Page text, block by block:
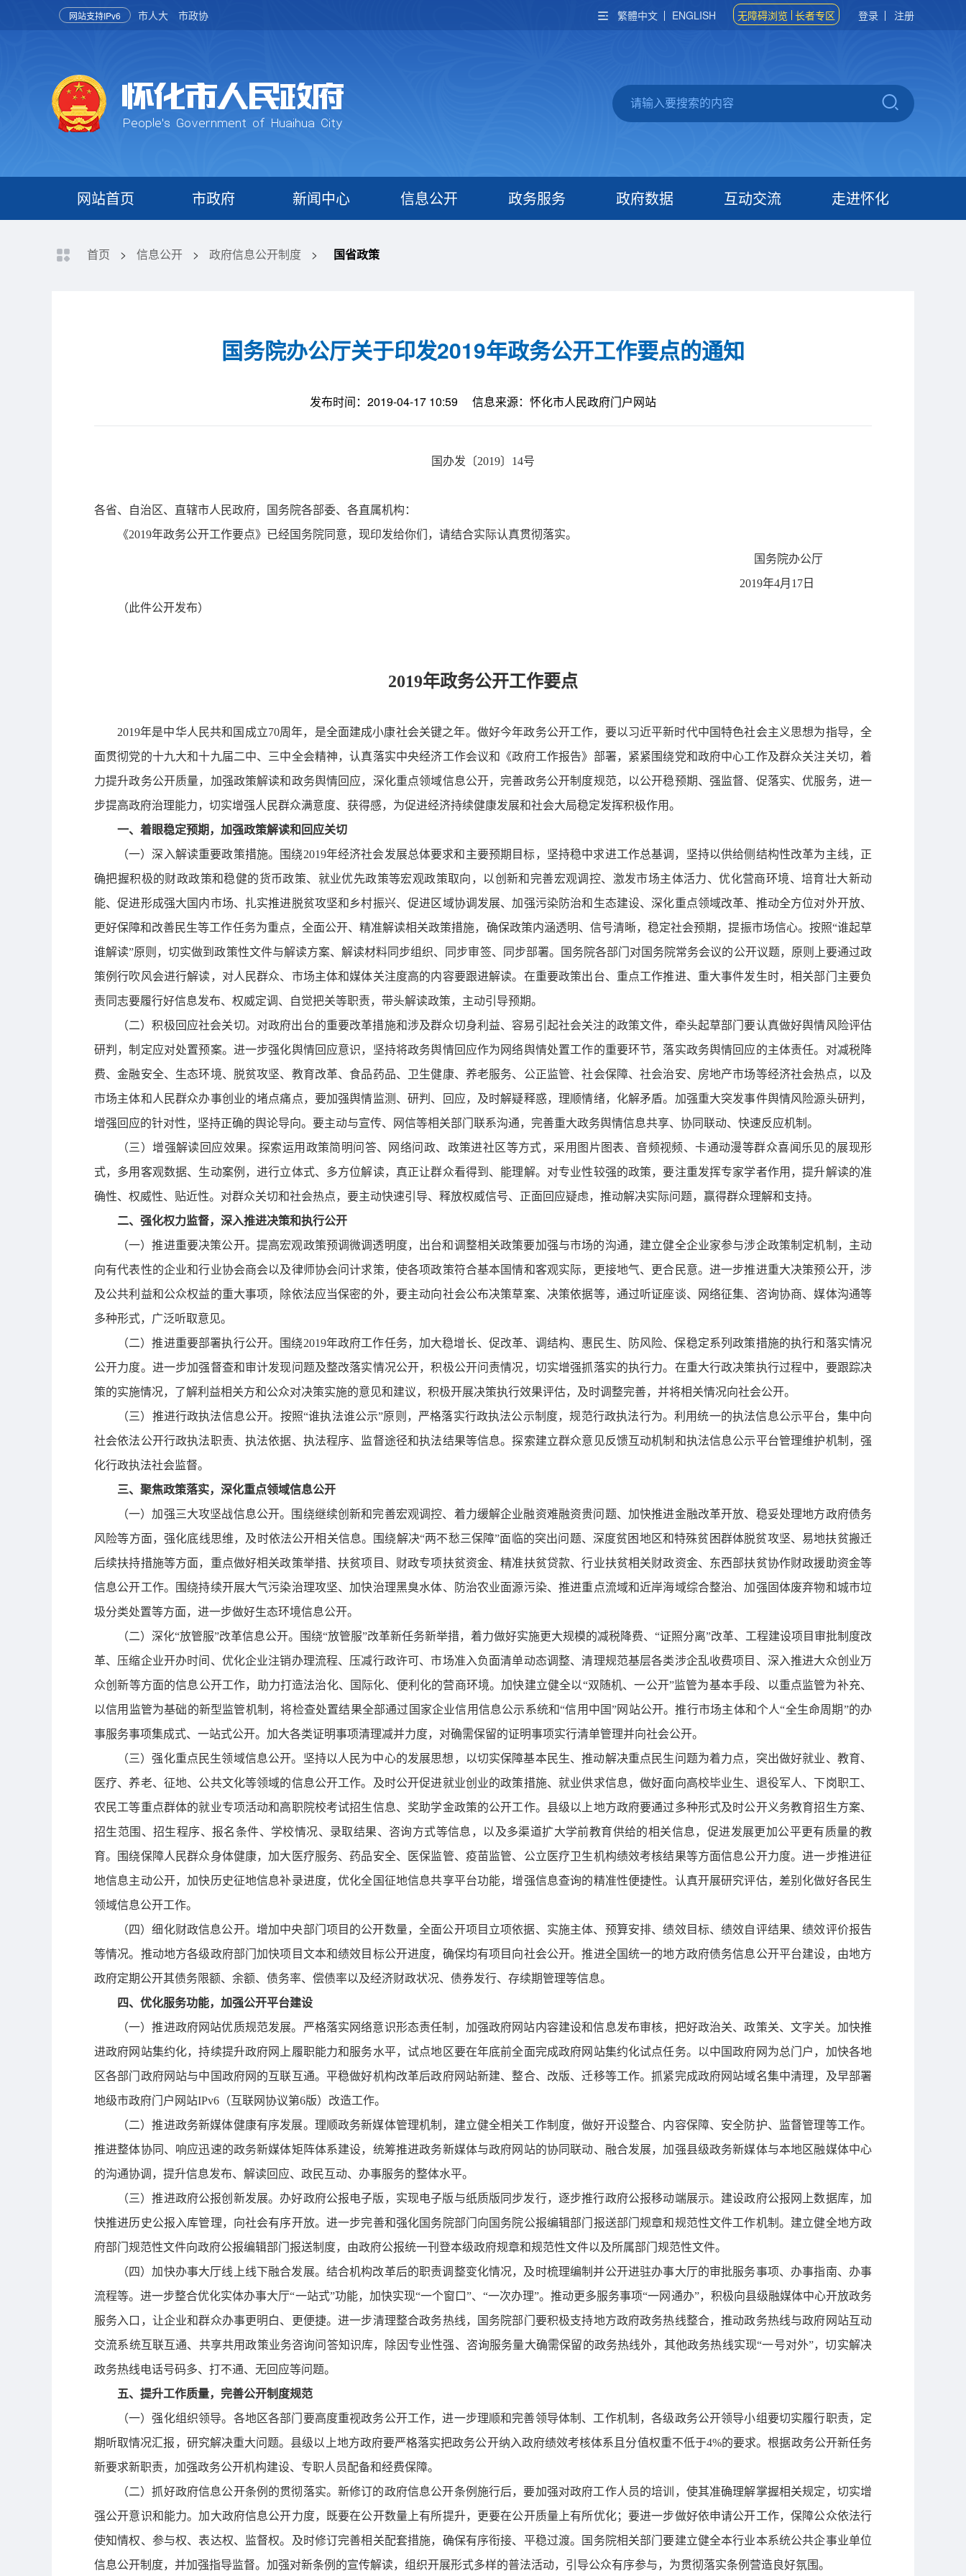
网站支持IPv6 市人大 市政协 繁體中文 ENGLISH 无障碍浏览 长者专区 登录 注册
网站首页 市政府 新闻中心 信息公开 政务服务 政府数据 互动交流 走进怀化
首页 > 信息公开 > 政府信息公开制度 > 国省政策
国务院办公厅关于印发2019年政务公开工作要点的通知
发布时间：2019-04-17 10:59 信息来源：怀化市人民政府门户网站
国办发〔2019〕14号
各省、自治区、直辖市人民政府，国务院各部委、各直属机构：
《2019年政务公开工作要点》已经国务院同意，现印发给你们，请结合实际认真贯彻落实。
国务院办公厅
2019年4月17日
（此件公开发布）
2019年政务公开工作要点
2019年是中华人民共和国成立70周年，是全面建成小康社会关键之年。做好今年政务公开工作，要以习近平新时代中国特色社会主义思想为指导，全
面贯彻党的十九大和十九届二中、三中全会精神，认真落实中央经济工作会议和《政府工作报告》部署，紧紧围绕党和政府中心工作及群众关注关切，着
力提升政务公开质量，加强政策解读和政务舆情回应，深化重点领域信息公开，完善政务公开制度规范，以公开稳预期、强监督、促落实、优服务，进一
步提高政府治理能力，切实增强人民群众满意度、获得感，为促进经济持续健康发展和社会大局稳定发挥积极作用。
一、着眼稳定预期，加强政策解读和回应关切
（一）深入解读重要政策措施。
围绕2019年经济社会发展总体要求和主要预期目标，坚持稳中求进工作总基调，坚持以供给侧结构性改革为主线，正
确把握积极的财政政策和稳健的货币政策、就业优先政策等宏观政策取向，以创新和完善宏观调控、激发市场主体活力、优化营商环境、培育壮大新动
能、促进形成强大国内市场、扎实推进脱贫攻坚和乡村振兴、促进区域协调发展、加强污染防治和生态建设、深化重点领域改革、推动全方位对外开放、
更好保障和改善民生等工作任务为重点，全面公开、精准解读相关政策措施，确保政策内涵透明、信号清晰，稳定社会预期，提振市场信心。按照“谁起草
谁解读”原则，切实做到政策性文件与解读方案、解读材料同步组织、同步审签、同步部署。国务院各部门对国务院常务会议的公开议题，原则上要通过政
策例行吹风会进行解读，对人民群众、市场主体和媒体关注度高的内容要跟进解读。在重要政策出台、重点工作推进、重大事件发生时，相关部门主要负
责同志要履行好信息发布、权威定调、自觉把关等职责，带头解读政策，主动引导预期。
（二）积极回应社会关切。 对政府出台的重要改革措施和涉及群众切身利益、容易引起社会关注的政策文件，牵头起草部门要认真做好舆情风险评估
研判，制定应对处置预案。进一步强化舆情回应意识，坚持将政务舆情回应作为网络舆情处置工作的重要环节，落实政务舆情回应的主体责任。对减税降
费、金融安全、生态环境、脱贫攻坚、教育改革、食品药品、卫生健康、养老服务、公正监管、社会保障、社会治安、房地产市场等经济社会热点，以及
市场主体和人民群众办事创业的堵点痛点，要加强舆情监测、研判、回应，及时解疑释惑，理顺情绪，化解矛盾。加强重大突发事件舆情风险源头研判，
增强回应的针对性，坚持正确的舆论导向。要主动与宣传、网信等相关部门联系沟通，完善重大政务舆情信息共享、协同联动、快速反应机制。
（三）增强解读回应效果。 探索运用政策简明问答、网络问政、政策进社区等方式，采用图片图表、音频视频、卡通动漫等群众喜闻乐见的展现形
式，多用客观数据、生动案例，进行立体式、多方位解读，真正让群众看得到、能理解。对专业性较强的政策，要注重发挥专家学者作用，提升解读的准
确性、权威性、贴近性。对群众关切和社会热点，要主动快速引导、释放权威信号、正面回应疑虑，推动解决实际问题，赢得群众理解和支持。
二、强化权力监督，深入推进决策和执行公开
（一）推进重要决策公开。 提高宏观政策预调微调透明度，出台和调整相关政策要加强与市场的沟通，建立健全企业家参与涉企政策制定机制，主动
向有代表性的企业和行业协会商会以及律师协会问计求策，使各项政策符合基本国情和客观实际，更接地气、更合民意。进一步推进重大决策预公开，涉
及公共利益和公众权益的重大事项，除依法应当保密的外，要主动向社会公布决策草案、决策依据等，通过听证座谈、网络征集、咨询协商、媒体沟通等
多种形式，广泛听取意见。
（二）推进重要部署执行公开。
围绕2019年政府工作任务，加大稳增长、促改革、调结构、惠民生、防风险、保稳定系列政策措施的执行和落实情况
公开力度。进一步加强督查和审计发现问题及整改落实情况公开，积极公开问责情况，切实增强抓落实的执行力。在重大行政决策执行过程中，要跟踪决
策的实施情况，了解利益相关方和公众对决策实施的意见和建议，积极开展决策执行效果评估，及时调整完善，并将相关情况向社会公开。
（三）推进行政执法信息公开。 按照“谁执法谁公示”原则，严格落实行政执法公示制度，规范行政执法行为。利用统一的执法信息公示平台，集中向
社会依法公开行政执法职责、执法依据、执法程序、监督途径和执法结果等信息。探索建立群众意见反馈互动机制和执法信息公示平台管理维护机制，强
化行政执法社会监督。
三、聚焦政策落实，深化重点领域信息公开
（一）加强三大攻坚战信息公开。
围绕继续创新和完善宏观调控、着力缓解企业融资难融资贵问题、加快推进金融改革开放、稳妥处理地方政府债务
风险等方面，强化底线思维，及时依法公开相关信息。围绕解决“两不愁三保障”面临的突出问题、深度贫困地区和特殊贫困群体脱贫攻坚、易地扶贫搬迁
后续扶持措施等方面，重点做好相关政策举措、扶贫项目、财政专项扶贫资金、精准扶贫贷款、行业扶贫相关财政资金、东西部扶贫协作财政援助资金等
信息公开工作。围绕持续开展大气污染治理攻坚、加快治理黑臭水体、防治农业面源污染、推进重点流域和近岸海域综合整治、加强固体废弃物和城市垃
圾分类处置等方面，进一步做好生态环境信息公开。
（二）深化“放管服”改革信息公开。
围绕“放管服”改革新任务新举措，着力做好实施更大规模的减税降费、“证照分离”改革、工程建设项目审批制度改
革、压缩企业开办时间、优化企业注销办理流程、压减行政许可、市场准入负面清单动态调整、清理规范基层各类涉企乱收费项目、深入推进大众创业万
众创新等方面的信息公开工作，助力打造法治化、国际化、便利化的营商环境。加快建立健全以“双随机、一公开”监管为基本手段、以重点监管为补充、
以信用监管为基础的新型监管机制，将检查处置结果全部通过国家企业信用信息公示系统和“信用中国”网站公开。推行市场主体和个人“全生命周期”的办
事服务事项集成式、一站式公开。加大各类证明事项清理减并力度，对确需保留的证明事项实行清单管理并向社会公开。
（三）强化重点民生领域信息公开。 坚持以人民为中心的发展思想，以切实保障基本民生、推动解决重点民生问题为着力点，突出做好就业、教育、
医疗、养老、征地、公共文化等领域的信息公开工作。及时公开促进就业创业的政策措施、就业供求信息，做好面向高校毕业生、退役军人、下岗职工、
农民工等重点群体的就业专项活动和高职院校考试招生信息、奖助学金政策的公开工作。县级以上地方政府要通过多种形式及时公开义务教育招生方案、
招生范围、招生程序、报名条件、学校情况、录取结果、咨询方式等信息，以及多渠道扩大学前教育供给的相关信息，促进发展更加公平更有质量的教
育。围绕保障人民群众身体健康，加大医疗服务、药品安全、医保监管、疫苗监管、公立医疗卫生机构绩效考核结果等方面信息公开力度。进一步推进征
地信息主动公开，加快历史征地信息补录进度，优化全国征地信息共享平台功能，增强信息查询的精准性便捷性。认真开展研究评估，差别化做好各民生
领域信息公开工作。
（四）细化财政信息公开。 增加中央部门项目的公开数量，全面公开项目立项依据、实施主体、预算安排、绩效目标、绩效自评结果、绩效评价报告
等情况。推动地方各级政府部门加快项目文本和绩效目标公开进度，确保均有项目向社会公开。推进全国统一的地方政府债务信息公开平台建设，由地方
政府定期公开其债务限额、余额、债务率、偿债率以及经济财政状况、债券发行、存续期管理等信息。
四、优化服务功能，加强公开平台建设
（一）推进政府网站优质规范发展。 严格落实网络意识形态责任制，加强政府网站内容建设和信息发布审核，把好政治关、政策关、文字关。加快推
进政府网站集约化，持续提升政府网上履职能力和服务水平，试点地区要在年底前全面完成政府网站集约化试点任务。以中国政府网为总门户，加快各地
区各部门政府网站与中国政府网的互联互通。平稳做好机构改革后政府网站新建、整合、改版、迁移等工作。抓紧完成政府网站域名集中清理，及早部署
地级市政府门户网站IPv6（互联网协议第6版）改造工作。
（二）推进政务新媒体健康有序发展。 理顺政务新媒体管理机制，建立健全相关工作制度，做好开设整合、内容保障、安全防护、监督管理等工作。
推进整体协同、响应迅速的政务新媒体矩阵体系建设，统筹推进政务新媒体与政府网站的协同联动、融合发展，加强县级政务新媒体与本地区融媒体中心
的沟通协调，提升信息发布、解读回应、政民互动、办事服务的整体水平。
（三）推进政府公报创新发展。 办好政府公报电子版，实现电子版与纸质版同步发行，逐步推行政府公报移动端展示。建设政府公报网上数据库，加
快推进历史公报入库管理，向社会有序开放。进一步完善和强化国务院部门向国务院公报编辑部门报送部门规章和规范性文件工作机制。建立健全地方政
府部门规范性文件向政府公报编辑部门报送制度，由政府公报统一刊登本级政府规章和规范性文件以及所属部门规范性文件。
（四）加快办事大厅线上线下融合发展。 结合机构改革后的职责调整变化情况，及时梳理编制并公开进驻办事大厅的审批服务事项、办事指南、办事
流程等。进一步整合优化实体办事大厅“一站式”功能，加快实现“一个窗口”、“一次办理”。推动更多服务事项“一网通办”，积极向县级融媒体中心开放政务
服务入口，让企业和群众办事更明白、更便捷。进一步清理整合政务热线，国务院部门要积极支持地方政府政务热线整合，推动政务热线与政府网站互动
交流系统互联互通、共享共用政策业务咨询问答知识库，除因专业性强、咨询服务量大确需保留的政务热线外，其他政务热线实现“一号对外”，切实解决
政务热线电话号码多、打不通、无回应等问题。
五、提升工作质量，完善公开制度规范
（一）强化组织领导。 各地区各部门要高度重视政务公开工作，进一步理顺和完善领导体制、工作机制，各级政务公开领导小组要切实履行职责，定
期听取情况汇报，研究解决重大问题。县级以上地方政府要严格落实把政务公开纳入政府绩效考核体系且分值权重不低于4%的要求。根据政务公开新任务
新要求新职责，加强政务公开机构建设、专职人员配备和经费保障。
（二）抓好政府信息公开条例的贯彻落实。 新修订的政府信息公开条例施行后，要加强对政府工作人员的培训，使其准确理解掌握相关规定，切实增
强公开意识和能力。加大政府信息公开力度，既要在公开数量上有所提升，更要在公开质量上有所优化；要进一步做好依申请公开工作，保障公众依法行
使知情权、参与权、表达权、监督权。及时修订完善相关配套措施，确保有序衔接、平稳过渡。国务院相关部门要建立健全本行业本系统公共企事业单位
信息公开制度，并加强指导监督。加强对新条例的宣传解读，组织开展形式多样的普法活动，引导公众有序参与，为贯彻落实条例营造良好氛围。